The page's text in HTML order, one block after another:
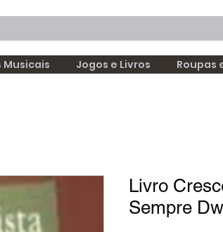
Jogos e Livros Roupas
Livro
Sempre